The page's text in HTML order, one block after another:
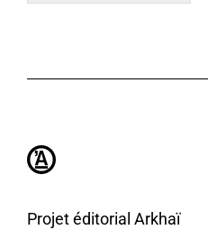
Projet éditorial Arkhaï